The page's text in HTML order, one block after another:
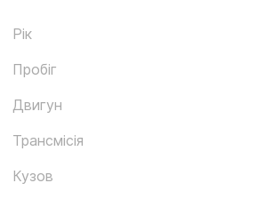
Рік
Пробіг
Двигун
Трансмісія
Кузов